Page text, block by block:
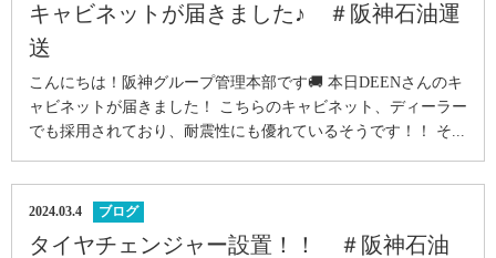
キャビネットが届きました♪ ＃阪神石油運
送
こんにちは！阪神グループ管理本部です🚚 本日DEENさんのキ
ャビネットが届きました！ こちらのキャビネット、ディーラー
でも採用されており、耐震性にも優れているそうです！！ そ...
2024.03.4 ブログ
タイヤチェンジャー設置！！ ＃阪神石油